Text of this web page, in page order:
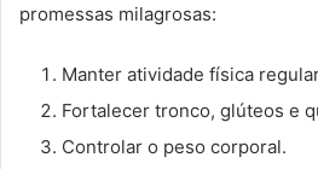
promessas milagrosas:
Manter atividade física
Fortalecer tronco, glúteos e
Controlar o peso corporal.